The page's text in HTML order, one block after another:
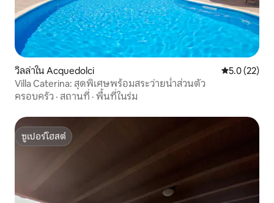
วิลล่าใน Acquedolci คะแนนเฉลี่ย
5.0 (22)
Villa Caterina: สุดพิเศษพร้อมสระว่ายน้ำส่วนตัว
ครอบครัว · สถานที่ · พื้นที่ในร่ม
ซูเปอร์โฮสต์
ซูเปอร์โฮสต์